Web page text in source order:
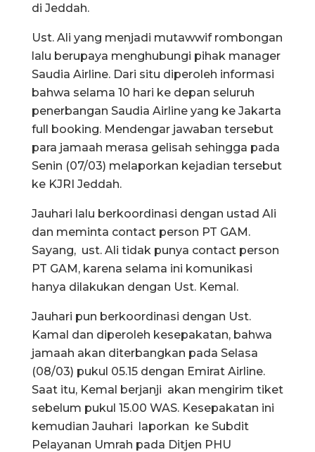
di Jeddah.
Ust. Ali yang menjadi mutawwif rombongan
lalu berupaya menghubungi pihak manager
Saudia Airline. Dari situ diperoleh informasi
bahwa selama 10 hari ke depan seluruh
penerbangan Saudia Airline yang ke Jakarta
full booking. Mendengar jawaban tersebut
para jamaah merasa gelisah sehingga pada
Senin (07/03) melaporkan kejadian tersebut
ke KJRI Jeddah.
Jauhari lalu berkoordinasi dengan ustad Ali
dan meminta contact person PT GAM.
Sayang, ust. Ali tidak punya contact person
PT GAM, karena selama ini komunikasi
hanya dilakukan dengan Ust. Kemal.
Jauhari pun berkoordinasi dengan Ust.
Kamal dan diperoleh kesepakatan, bahwa
jamaah akan diterbangkan pada Selasa
(08/03) pukul 05.15 dengan Emirat Airline.
Saat itu, Kemal berjanji akan mengirim tiket
sebelum pukul 15.00 WAS. Kesepakatan ini
kemudian Jauhari laporkan ke Subdit
Pelayanan Umrah pada Ditjen PHU